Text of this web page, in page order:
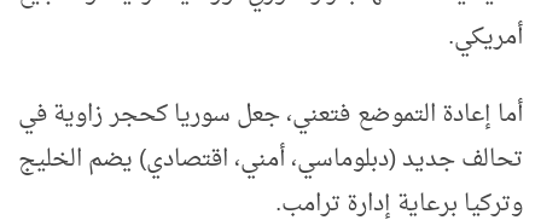
أمريكي.
أماإعادة التموضع فتعني، جعل سوريا كحجر زاوية في
تحالف جديد (دبلوماسي، أمني، اقتصادي) يضم الخليج
وتركيا برعاية إدارة ترامب.